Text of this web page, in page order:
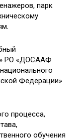
парк
РО «ДОСААФ
Федерации»
процесса,
обучения